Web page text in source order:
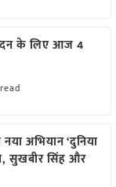
के लिए आज 4
नया अभियान ‘दुनिया
सुखबीर सिंह और